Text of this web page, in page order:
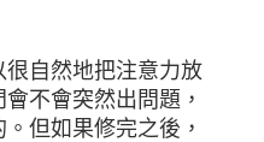
自然地把注意力放
不會突然出問題，
但如果修完之後，